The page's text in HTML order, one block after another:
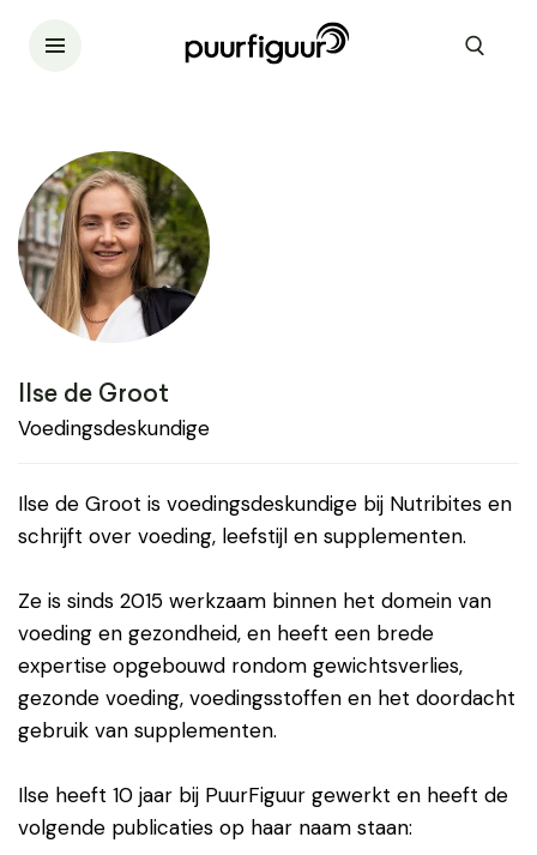
Ilse de Groot
Voedingsdeskundige
Ilse de Groot is voedingsdeskundige bij Nutribites en
schrijft over voeding, leefstijl en supplementen.
Ze is sinds 2015 werkzaam binnen het domein van
voeding en gezondheid, en heeft een brede
expertise opgebouwd rondom gewichtsverlies,
gezonde voeding, voedingsstoffen en het doordacht
gebruik van supplementen.
Ilse heeft 10 jaar bij PuurFiguur gewerkt en heeft de
volgende publicaties op haar naam staan: